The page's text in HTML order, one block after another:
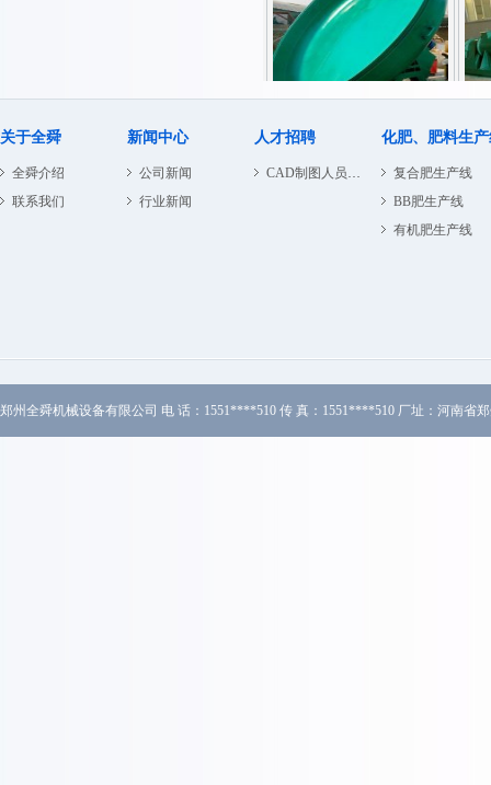
银川转筒烘干机
关于全舜
全舜介绍
联系我们
新闻中心
公司新闻
行业新闻
人才招聘
CAD制图人员招聘
化肥、肥料生
复合肥生产线
BB肥生产线
有机肥生产线
郑州全舜机械设备有限公司 电 话：1551****510 传 真：1551****510 厂址：河南省